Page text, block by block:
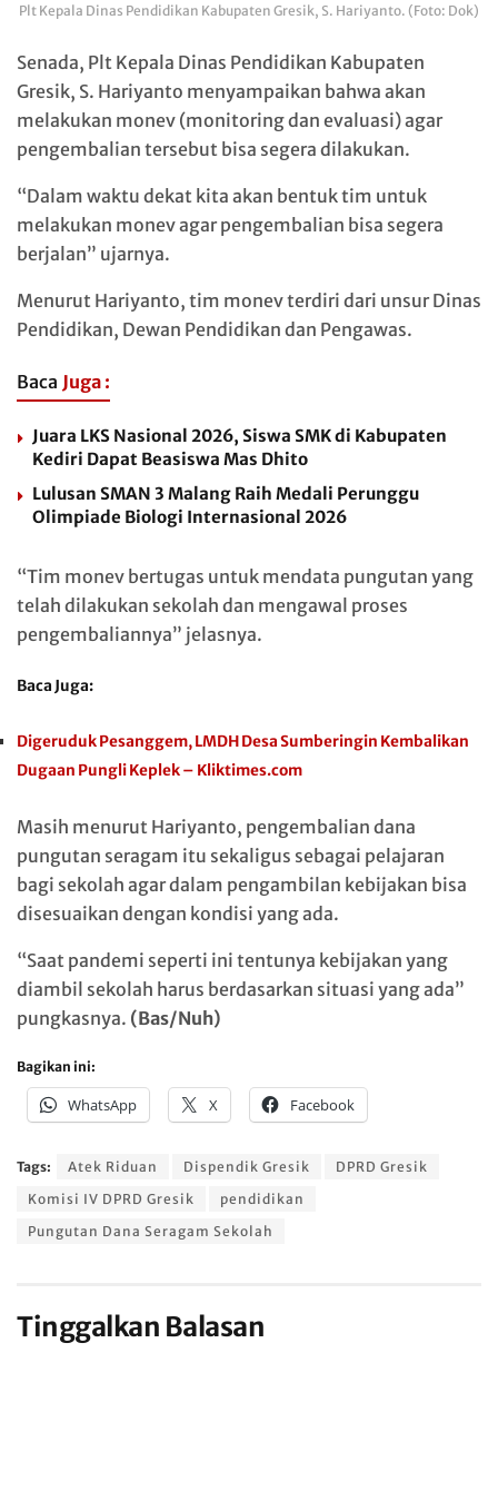
Plt Kepala Dinas Pendidikan Kabupaten Gresik, S. Hariyanto. (Foto: Dok)
Senada, Plt Kepala Dinas Pendidikan Kabupaten
Gresik, S. Hariyanto menyampaikan bahwa akan
melakukan monev (monitoring dan evaluasi) agar
pengembalian tersebut bisa segera dilakukan.
“Dalam waktu dekat kita akan bentuk tim untuk
melakukan monev agar pengembalian bisa segera
berjalan” ujarnya.
Menurut Hariyanto, tim monev terdiri dari unsur Dinas
Pendidikan, Dewan Pendidikan dan Pengawas.
Baca Juga :
Juara LKS Nasional 2026, Siswa SMK di Kabupaten
Kediri Dapat Beasiswa Mas Dhito
Lulusan SMAN 3 Malang Raih Medali Perunggu
Olimpiade Biologi Internasional 2026
“Tim monev bertugas untuk mendata pungutan yang
telah dilakukan sekolah dan mengawal proses
pengembaliannya” jelasnya.
Baca Juga:
Digeruduk Pesanggem, LMDH Desa Sumberingin Kembalikan
Dugaan Pungli Keplek – Kliktimes.com
Masih menurut Hariyanto, pengembalian dana
pungutan seragam itu sekaligus sebagai pelajaran
bagi sekolah agar dalam pengambilan kebijakan bisa
disesuaikan dengan kondisi yang ada.
“Saat pandemi seperti ini tentunya kebijakan yang
diambil sekolah harus berdasarkan situasi yang ada”
pungkasnya. (Bas/Nuh)
Bagikan ini:
WhatsApp X Facebook
Tags: Atek Riduan Dispendik Gresik
DPRD Gresik
Komisi IV DPRD Gresik
pendidikan
Pungutan Dana Seragam Sekolah
Tinggalkan Balasan